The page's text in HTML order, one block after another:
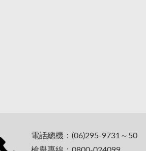
電話總機：(06)295-9731～50